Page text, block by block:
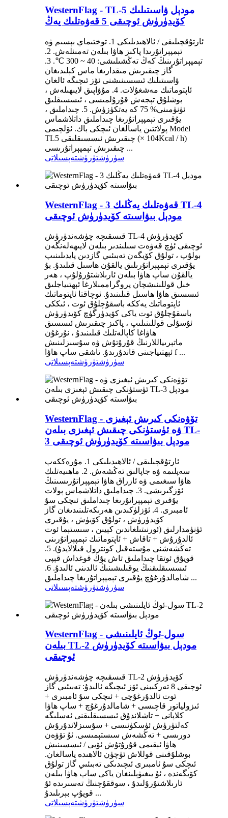
WesternFlag - TL-5 مودېل ۋاسىتىلىك
كۆيدۈرۈش ئوچىقى 5 قەۋەتلىك يەڭ
ئارتۇقچىلىقى / ئالاھىدىلىكى 1. توختىماي بېسىم ۋە
تېمپېراتۇرىدا پاكىز ھاۋا بىلەن تەمىنلەش. 2.
تېمپېراتۇرىنىڭ كەڭ تەڭشىلىشى: 40 ~ 300 ℃. 3.
گاز چىقىرىش مىقدارىغا ماس كېلىدىغان
ۋاسىتىلىك ئىسسىنىشنى ئۆز ئىچىگە ئالغان
ئاپتوماتىك مەشغۇلات. 4. مۇۋاپىق لايىھىلەش ،
بوشلۇق تېجەش قۇرۇلمىسى ، ئىسسىقلىق
ئۈنۈمىنى% 75 كە يەتكۈزۈش. 5. چىداملىق ،
يۇقىرى تېمپېراتۇرىغا چىداملىق داتلاشماس
پولاتتىن ياسالغان ئىچكى باك. ئۆلچىمى Model
TL5 چىقىرىش ئىسسىقلىقى (× 104Kcal / h)
چىقىرىش تېمپېراتۇرىسى ...
سۈرۈشتۈرۈشتەپسىلاتى
WesternFlag - 3 قەۋەتلىك يەڭلىك TL-4
مودېل بىۋاسىتە كۆيدۈرۈش ئوچىقى
قىسقىچە چۈشەندۈرۈش TL-4 كۆيدۈرۈش
ئوچىقى ئۈچ قەۋەت سىلىندىر بىلەن لايىھەلەنگەن
بولۇپ ، تولۇق كۆيگەن تەبىئىي گازدىن پايدىلىنىپ
يۇقىرى تېمپېراتۇرىلىق يالقۇن ھاسىل قىلىدۇ. بۇ
يالقۇن ساپ ھاۋا بىلەن ئارىلاشتۇرۇلۇپ ، ھەر
خىل قوللىنىشچان پروگراممىلارغا ئېھتىياجلىق
ئىسسىق ھاۋا ھاسىل قىلىنىدۇ. ئوچاقتا ئاپتوماتىك
ئاپتوماتىك يەككە باسقۇچلۇق ئوت ، ئىككى
باسقۇچلۇق ئوت ياكى كۆيدۈرگۈچ كۆيدۈرۈش
ئۇسۇلى قوللىنىلىپ ، پاكىز چىقىرىش ئىسسىق
ھاۋاغا كاپالەتلىك قىلىنىدۇ ، نۇرغۇن
ماتېرىياللارنىڭ قۇرۇتۇش ۋە سۇسىزلىنىش
ئېھتىياجىنى قاندۇرىدۇ. تاشقى ساپ ھاۋا f ...
سۈرۈشتۈرۈشتەپسىلاتى
WesternFlag - تۆۋەنكى كىرىش ئېغىزى
ۋە ئۈستۈنكى چىقىش ئېغىزى بىلەن TL-
3 مودېل بىۋاسىتە كۆيدۈرۈش ئوچىقى
ئارتۇقچىلىقى / ئالاھىدىلىكى 1. مۇرەككەپ
سەپلىمە ۋە جاپالىق تەڭشەش. 2. ماھىيەتلىك
ھاۋا سىغىمى ۋە ئازراق ھاۋا تېمپېراتۇرىسىنىڭ
ئۆزگىرىشى. 3. چىداملىق داتلاشماس پولات
يۇقىرى تېمپېراتۇرىغا چىداملىق ئىچكى سۇ
ئامبىرى. 4. ئۆزلۈكىدىن ھەرىكەتلىنىدىغان گاز
كۆيدۈرۈش ، تولۇق كۆيۈش ، يۇقىرى
ئۈنۈمدارلىق (ئورنىتىلغاندىن كېيىن ، سىستېما ئوت
ئالدۇرۇش + تاقاش + ئاپتوماتىك تېمپېراتۇرىنى
تەڭشەشنى مۇستەقىل كونترول قىلالايدۇ). 5.
قويۇق ئوتقا چىداملىق تاش يۇڭ قوغداش قېپى
ئىسسىقلىقنىڭ يوقىلىشىنىڭ ئالدىنى ئالىدۇ. 6.
شامالدۇرغۇچ يۇقىرى تېمپېراتۇرىغا چىداملىق ...
سۈرۈشتۈرۈشتەپسىلاتى
WesternFlag - سول-ئوڭ ئايلىنىشى
بىلەن TL-2 مودېل بىۋاسىتە كۆيدۈرۈش
ئوچىقى
قىسقىچە چۈشەندۈرۈش TL-2 كۆيدۈرۈش
ئوچىقى 8 تەركىبنى ئۆز ئىچىگە ئالىدۇ: تەبىئىي گاز
ئوت ئالدۇرغۇچى + ئىچكى سۇ ئامبىرى +
ئىزولياتور قاچىسى + شامالدۇرغۇچ + ساپ ھاۋا
كلاپانى + تاشلاندۇق ئىسسىقلىقنى ئەسلىگە
كەلتۈرۈش ئۈسكۈنىسى + سۇسىزلاندۇرۇش
دورىسى + تەڭشەش سىستېمىسى. ئۇ تۆۋەن
ھاۋا ئېقىمى قۇرۇتۇش ئۆيى / ئىسسىنىش
بوشلۇقىنى قوللاش ئۈچۈن ئالاھىدە ياسالغان.
ئىچكى سۇ ئامبىرى ئىچىدىكى تەبىئىي گاز تولۇق
كۆيگەندە ، ئۇ يىغىۋېلىنغان ياكى ساپ ھاۋا بىلەن
ئارىلاشتۇرۇلىدۇ ، سوققۇچنىڭ تەسىرىدە ئۇ
قويۇپ بېرىلىدۇ ...
سۈرۈشتۈرۈشتەپسىلاتى